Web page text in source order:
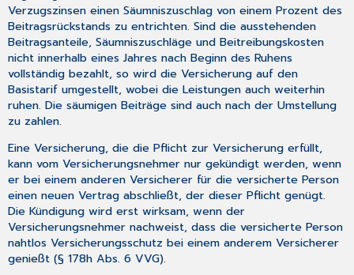
Verzugszinsen einen Säumniszuschlag von einem Prozent des
Beitragsrückstands zu entrichten. Sind die ausstehenden
Beitragsanteile, Säumniszuschläge und Beitreibungskosten
nicht innerhalb eines Jahres nach Beginn des Ruhens
vollständig bezahlt, so wird die Versicherung auf den
Basistarif umgestellt, wobei die Leistungen auch weiterhin
ruhen. Die säumigen Beiträge sind auch nach der Umstellung
zu zahlen.
Eine Versicherung, die die Pflicht zur Versicherung erfüllt,
kann vom Versicherungsnehmer nur gekündigt werden, wenn
er bei einem anderen Versicherer für die versicherte Person
einen neuen Vertrag abschließt, der dieser Pflicht genügt.
Die Kündigung wird erst wirksam, wenn der
Versicherungsnehmer nachweist, dass die versicherte Person
nahtlos Versicherungsschutz bei einem anderem Versicherer
genießt (§ 178h Abs. 6 VVG).